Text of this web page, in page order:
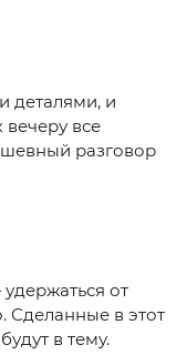
деталями, и
все
разговор
от
Сделанные в этот
в тему.